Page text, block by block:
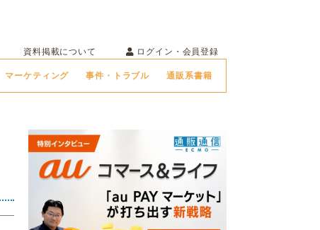
資料掲載について ログイン・会員登録
マーケティング 事件・トラブル 通販系書籍